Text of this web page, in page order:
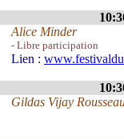
Alice Minder
- Libre participation
Lien :
Gildas Vijay